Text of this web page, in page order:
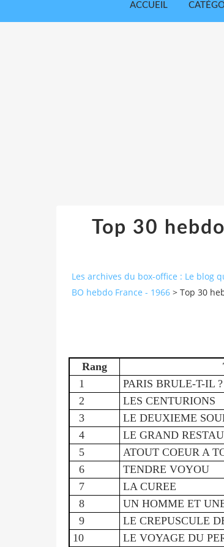
ACCUEIL
Top 30
Les archives du box-office : Le blog
BO hebdo France - 1966 > Top 30
Rang
1
PARIS BRULE-T-IL ?
2
LES CENTURIONS
3
LE DEUXIEME
4
LE GRAND
5
ATOUT COEUR A
6
TENDRE VOYOU
7
LA CUREE
8
UN HOMME ET
9
LE CREPUSCULE
10
LE VOYAGE DU